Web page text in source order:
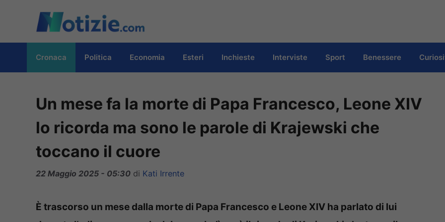
contenuto
Cronaca Politica Economia Esteri Inchieste Interviste Sport Benessere
Un mese fa la morte di Papa Francesco, Leone XIV
lo ricorda ma sono le parole di Krajewski che
toccano il cuore
22 Maggio 2025 - 05:30 di Kati Irrente
È trascorso un mese dalla morte di Papa Francesco e Leone XIV ha parlato di lui